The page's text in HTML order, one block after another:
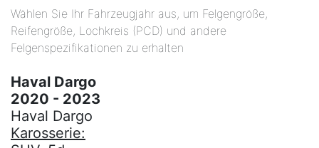
Wählen Sie Ihr Fahrzeugjahr aus, um Felgengröße,
Reifengröße, Lochkreis (PCD) und andere
Felgenspezifikationen zu erhalten
Haval Dargo
2020 - 2023
Haval Dargo
Karosserie: